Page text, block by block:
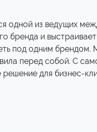
одной из ведущих
бренда и
под одним брендом.
перед собой. С
для бизнес-